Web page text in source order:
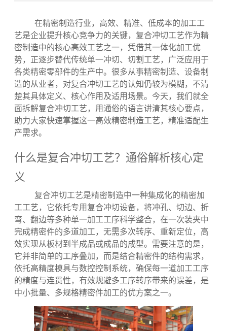
复合冲切工艺：精密制造高效一体化解决方案
发布时间:2026-03-19
复合冲切工艺是精密制造的集成化精密工艺，通过一次装夹
完成多道工序，可高效解决传统加工痛点，广泛应用于电
气、自动化等行业，助力企业提质增效降本。
在精密制造行业，高效、精准、低成本的加工工
艺是企业提升核心竞争力的关键，复合冲切工艺作为精
密制造中的核心高效工艺之一，凭借其一体化加工优
势，正逐步替代传统单一冲切、切割工艺，广泛应用于
各类精密零部件的生产中。很多从事精密制造、设备制
造的从业者，对复合冲切工艺的认知仍较为模糊，不清
楚其具体定义、核心作用及适用场景。今天，我们就全
面拆解复合冲切工艺，用通俗的语言讲清其核心要点，
助力大家快速掌握这一高效精密制造工艺，精准适配生
产需求。
什么是复合冲切工艺？通俗解析核心定
义
复合冲切工艺是精密制造中一种集成化的精密加
工工艺，它依托专用复合冲切设备，将冲孔、切边、折
弯、翻边等多种单一加工工序科学整合，在一次装夹中
完成精密件的多道加工，无需多次转序、重新定位，高